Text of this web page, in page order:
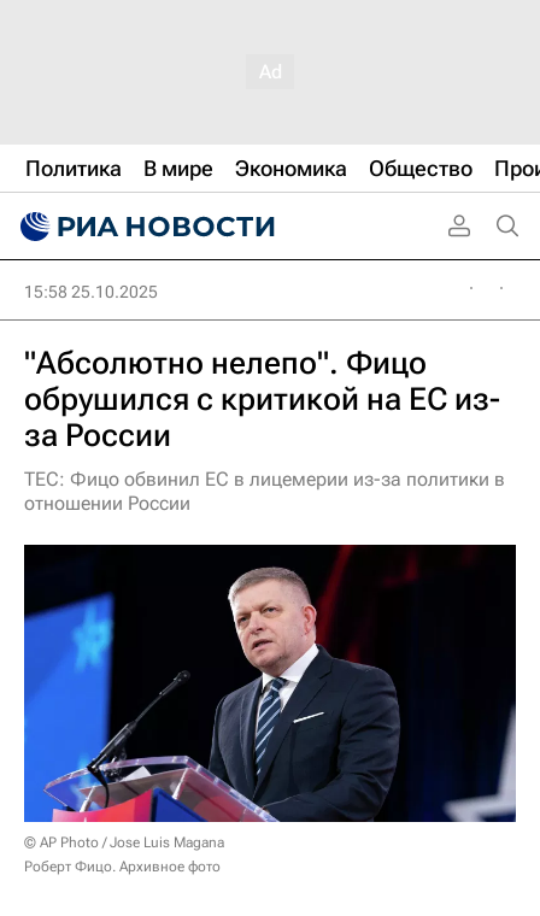
Политика В мире Экономика Общество
15:58 25.10.2025
"Абсолютно нелепо". Фицо
обрушился с критикой на ЕС из-
за России
TEC: Фицо обвинил ЕС в лицемерии из-за политики в
отношении России
© AP Photo / Jose Luis Magana
Роберт Фицо. Архивное фото